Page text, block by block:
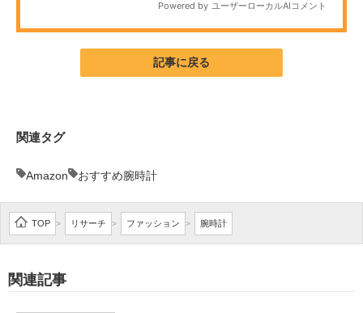
AI活用のいまが分かる
企業向けIT製品の総合サイト
製造業のIT導入・活用を支援
記事に戻る
関連タグ
Amazon おすすめ腕時計
TOP > リサーチ > ファッション > 腕時計
関連記事